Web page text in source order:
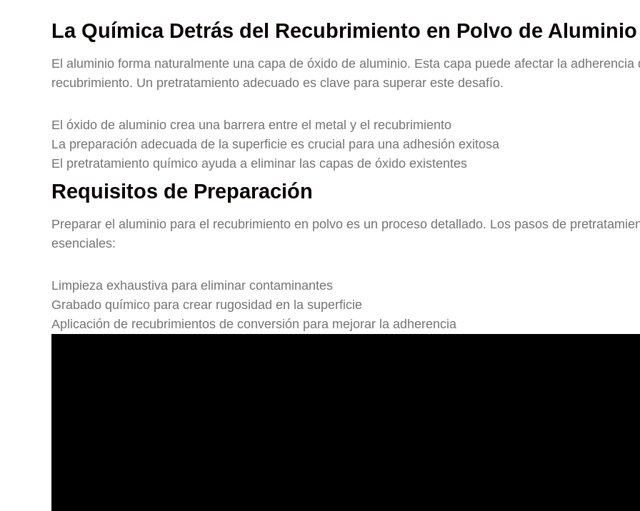
La Química Detrás del Recubrimiento en Polvo de Aluminio
El aluminio forma naturalmente una capa de óxido de aluminio. Esta capa puede afectar la adherencia
recubrimiento. Un pretratamiento adecuado es clave para superar este desafío.
El óxido de aluminio crea una barrera entre el metal y el recubrimiento
La preparación adecuada de la superficie es crucial para una adhesión exitosa
El pretratamiento químico ayuda a eliminar las capas de óxido existentes
Requisitos de Preparación
Preparar el aluminio para el recubrimiento en polvo es un proceso detallado. Los pasos de
esenciales:
Limpieza exhaustiva para eliminar contaminantes
Grabado químico para crear rugosidad en la superficie
Aplicación de recubrimientos de conversión para mejorar la adherencia